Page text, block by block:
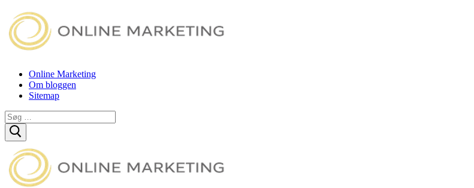
indhold
Online Marketing
Om bloggen
Sitemap
Søg
efter: